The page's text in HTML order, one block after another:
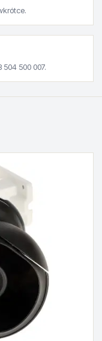
500 007.